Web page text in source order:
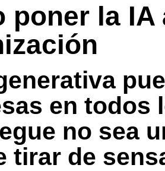
poner la
en todos
no sea
tirar de